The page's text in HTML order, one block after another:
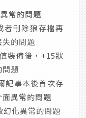
常的問題
者刪除狼存檔再
的問題
裝備後，+15狀
問題
記事本後首次存
異常的問題
幻化異常的問題